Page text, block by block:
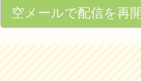
空メールで配信を再